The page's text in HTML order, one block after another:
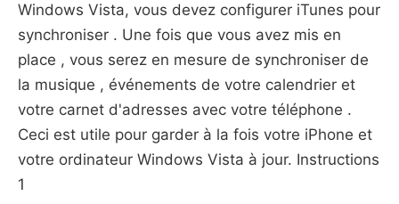
Windows Vista, vous devez configurer iTunes pour
synchroniser . Une fois que vous avez mis en
place , vous serez en mesure de synchroniser de
la musique , événements de votre calendrier et
votre carnet d'adresses avec votre téléphone .
Ceci est utile pour garder à la fois votre iPhone et
votre ordinateur Windows Vista à jour. Instructions
1